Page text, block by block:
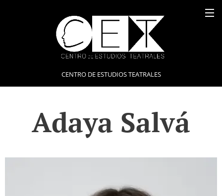
CENTRO DE ESTUDIOS TEATRALES
Adaya Salvá